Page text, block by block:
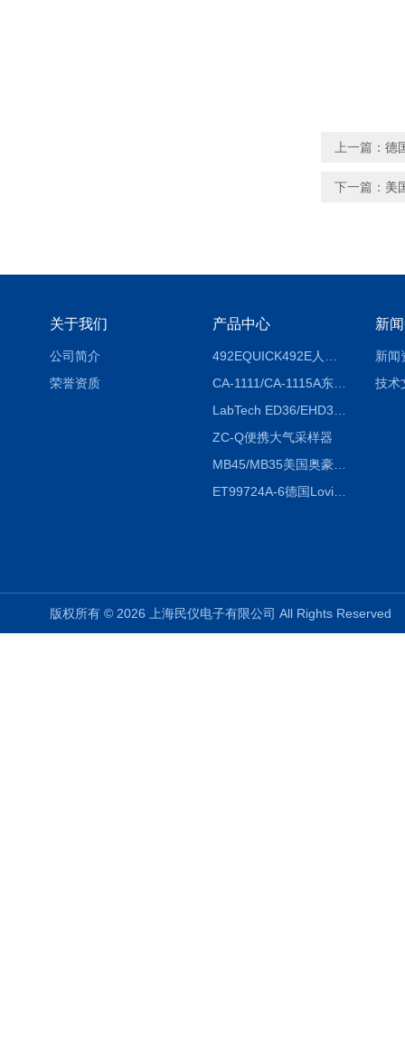
上一篇： 德
下一篇： 美
关于我们
公司简介
荣誉资质
产品中心
CA-1111/CA-1115A东京理化EYELA CA-1111/CA-1115A冷却水循环装置
ZC-Q便携大气采样器
MB45/MB35美国奥豪斯OHAUS MB45/MB35卤素红外水分测定仪
ET99724A-6德国Lovibond ET99724A-6微电脑BOD测定仪
新
新闻
技术
版权所有 © 2026 上海民仪电子有限公司 All Rights